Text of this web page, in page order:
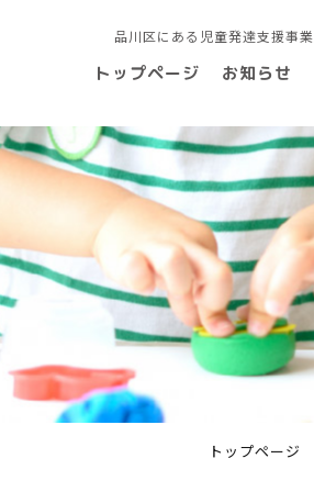
トップページ お知らせ
トップページ